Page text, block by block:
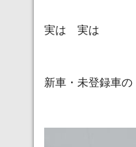
実は 実は
新車・未登録車